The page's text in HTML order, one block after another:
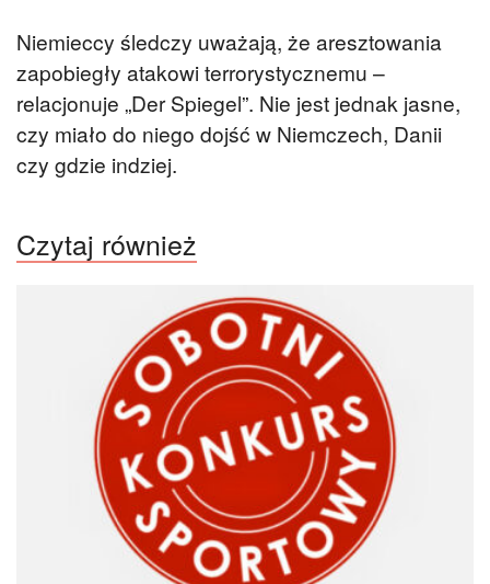
Niemieccy śledczy uważają, że aresztowania
zapobiegły atakowi terrorystycznemu –
relacjonuje „Der Spiegel”. Nie jest jednak jasne,
czy miało do niego dojść w Niemczech, Danii
czy gdzie indziej.
Czytaj również